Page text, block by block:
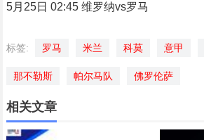
5月25日 02:45 维罗纳vs罗马
标签: 罗马 米兰 科莫 意甲
那不勒斯 帕尔马队 佛罗伦萨
相关文章